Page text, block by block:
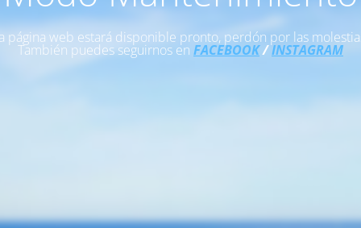
página web estará disponible pronto, perdón por las
También puedes seguirnos en FACEBOOK/INSTAGRAM